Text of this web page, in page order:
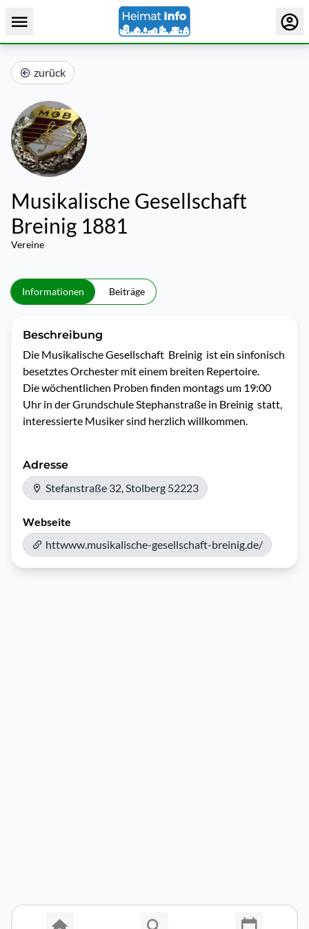
zurück
Musikalische Gesellschaft
Breinig 1881
Vereine
Informationen Beiträge
Beschreibung
Die Musikalische Gesellschaft  Breinig  ist ein sinfonisch
besetztes Orchester mit einem breiten Repertoire.
Die wöchentlichen Proben finden montags um 19:00
Uhr in der Grundschule Stephanstraße in Breinig  statt,
interessierte Musiker sind herzlich willkommen.
Adresse
Stefanstraße 32, Stolberg 52223
Webseite
httwww.musikalische-gesellschaft-breinig.de/